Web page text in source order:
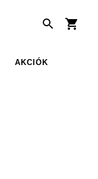
AKCIÓK